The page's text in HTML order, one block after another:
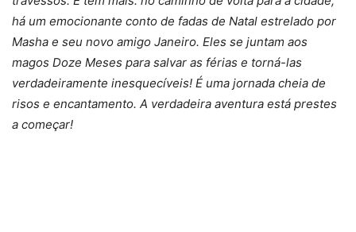
há um emocionante conto de fadas de Natal estrelado por
Masha e seu novo amigo Janeiro. Eles se juntam aos
magos Doze Meses para salvar as férias e torná-las
verdadeiramente inesquecíveis! É uma jornada cheia de
risos e encantamento. A verdadeira aventura está prestes
a começar!